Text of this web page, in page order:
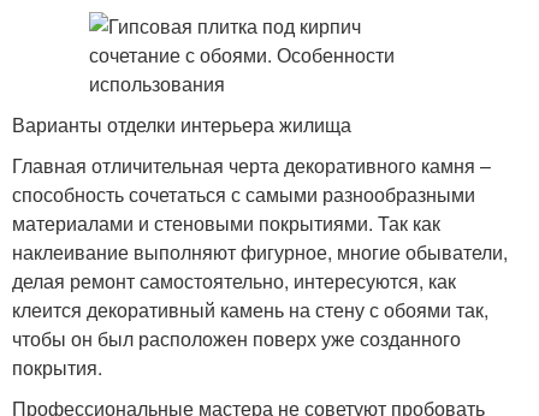
Варианты отделки интерьера жилища
Главная отличительная черта декоративного камня –
способность сочетаться с самыми разнообразными
материалами и стеновыми покрытиями. Так как
наклеивание выполняют фигурное, многие обыватели,
делая ремонт самостоятельно, интересуются, как
клеится декоративный камень на стену с обоями так,
чтобы он был расположен поверх уже созданного
покрытия.
Профессиональные мастера не советуют пробовать